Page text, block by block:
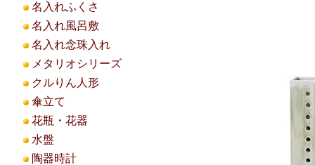
名入れふくさ
名入れ風呂敷
名入れ念珠入れ
メタリオシリーズ
クルりん人形
傘立て
花瓶・花器
水盤
陶器時計